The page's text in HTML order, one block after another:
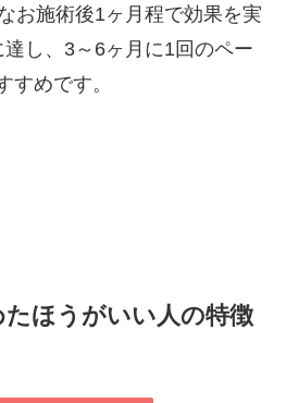
お施術後1ヶ月程で効果を実
し、3～6ヶ月に1回のペー
すめです。
ほうがいい人の特徴